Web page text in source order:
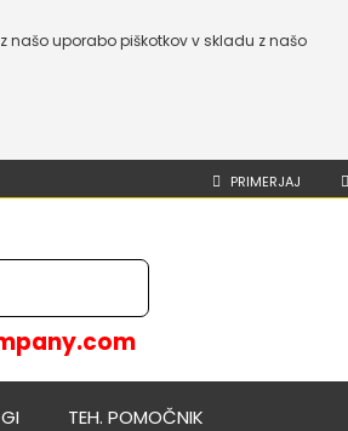
našo uporabo piškotkov v skladu z našo
PRIMERJAJ
TEH. POMOČNIK